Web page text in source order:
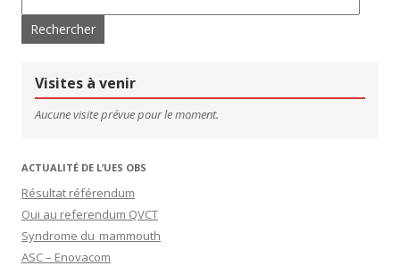
Visites à venir
Aucune visite prévue pour le moment.
ACTUALITÉ DE L’UES OBS
Résultat référendum
Oui au referendum QVCT
Syndrome du mammouth
ASC – Enovacom